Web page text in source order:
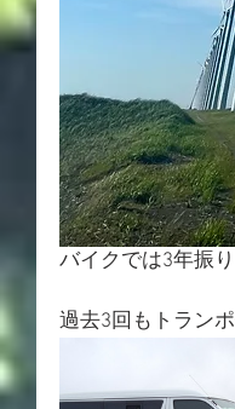
バイクでは3年振
過去3回もトラン